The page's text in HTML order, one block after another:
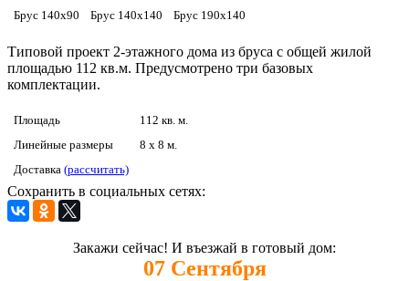
Брус 140х90
Брус 140х140 Брус 190х140
Типовой проект 2-этажного дома из бруса с общей жилой
площадью 112 кв.м. Предусмотрено три базовых
комплектации.
Площадь
112 кв. м.
Линейные размеры
8 x 8 м.
Доставка (рассчитать)
Сохранить в социальных сетях:
Закажи сейчас! И въезжай в готовый дом:
07 Сентября